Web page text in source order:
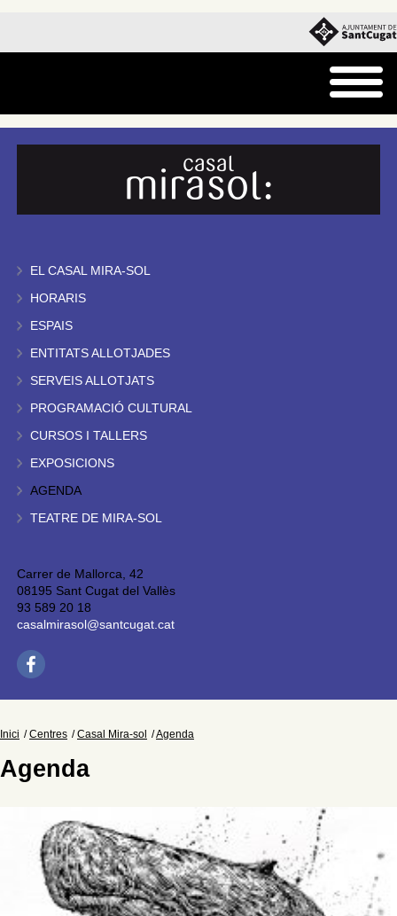
EL CASAL MIRA-SOL
HORARIS
ESPAIS
ENTITATS ALLOTJADES
SERVEIS ALLOTJATS
PROGRAMACIÓ CULTURAL
CURSOS I TALLERS
EXPOSICIONS
AGENDA
TEATRE DE MIRA-SOL
Carrer de Mallorca, 42
08195 Sant Cugat del Vallès
93 589 20 18
casalmirasol@santcugat.cat
Inici Centres Casal Mira-sol Agenda
Agenda